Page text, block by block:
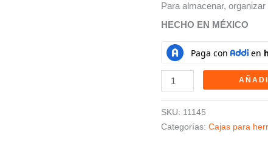
Para almacenar,
HECHO EN MÉXICO
SKU: 11145
Categorías: Cajas para